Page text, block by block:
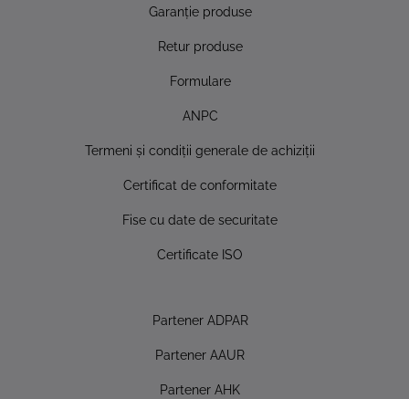
Garanţie produse
Retur produse
Formulare
ANPC
Termeni şi condiţii generale de achiziţii
Certificat de conformitate
Fise cu date de securitate
Certificate ISO
Partener ADPAR
Partener AAUR
Partener AHK